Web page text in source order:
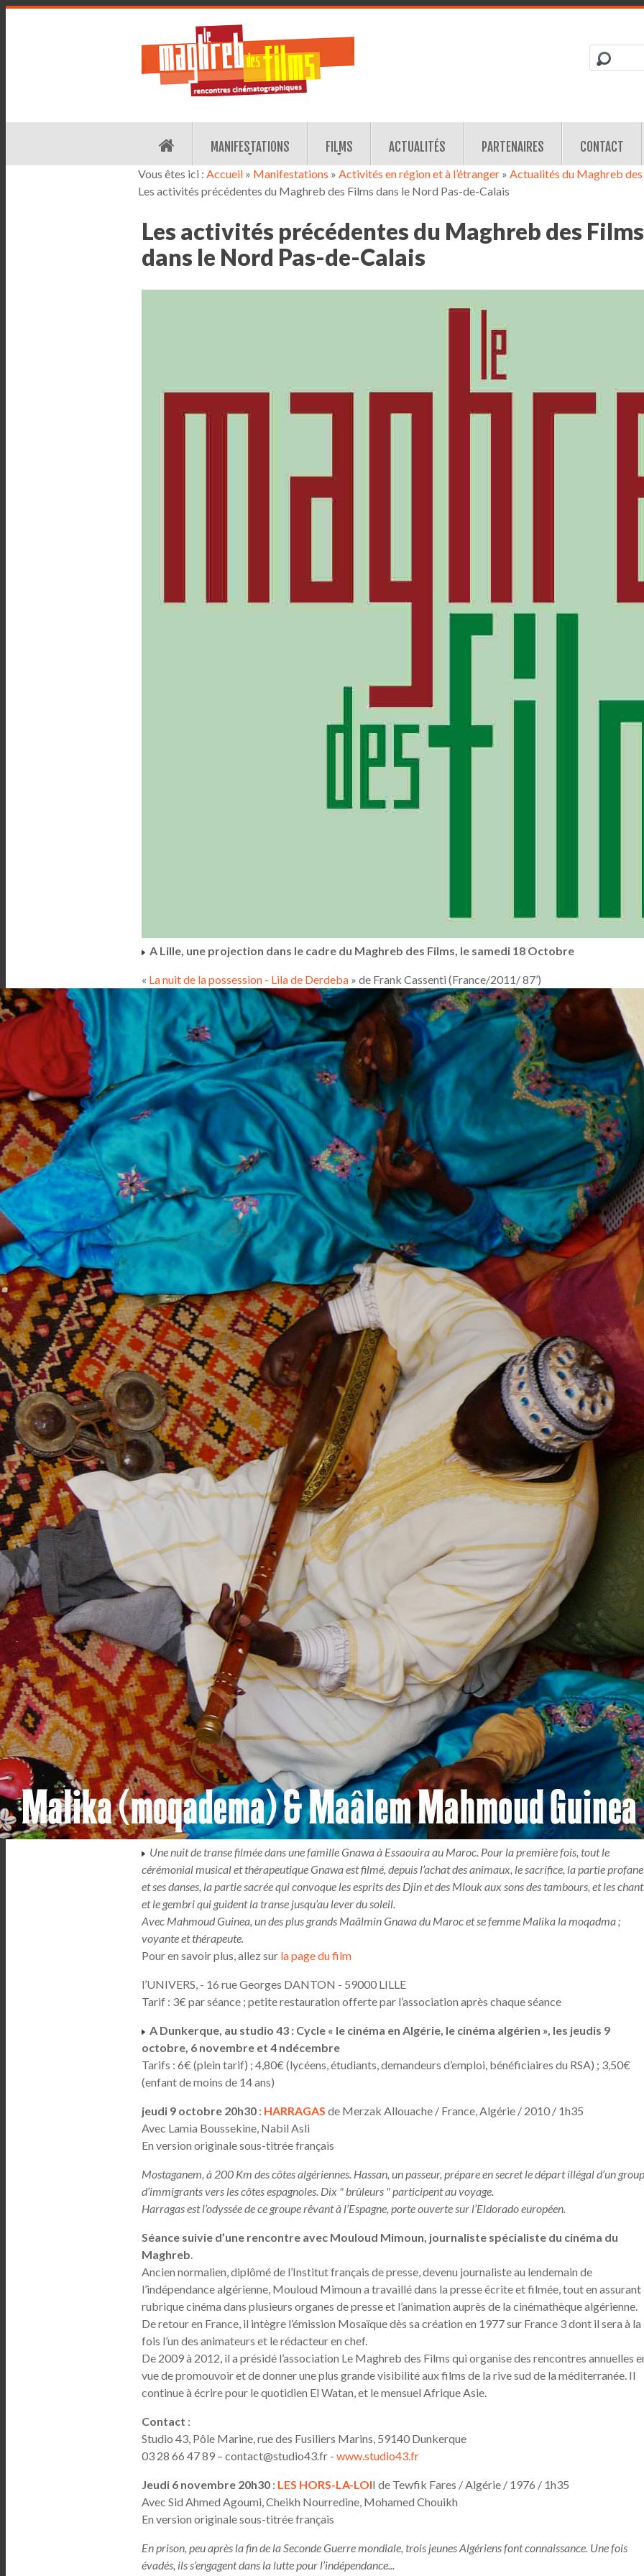
MANIFESTATIONS FILMS ACTUALITÉS PARTENAIRES CONTACT
Vous êtes ici : Accueil » Manifestations » Activités en région et à l’étranger » Actualités du Maghreb
Les activités précédentes du Maghreb des Films dans le Nord Pas-de-Calais
Les activités précédentes du Maghreb des Films
dans le Nord Pas-de-Calais
A Lille, une projection dans le cadre du Maghreb des Films, le samedi 18 Octobre
« La nuit de la possession - Lila de Derdeba » de Frank Cassenti (France/2011/ 87’)
Une nuit de transe filmée dans une famille Gnawa à Essaouira au Maroc. Pour la première fois, tout le
cérémonial musical et thérapeutique Gnawa est filmé, depuis l’achat des animaux, le sacrifice, la partie profane
et ses danses, la partie sacrée qui convoque les esprits des Djin et des Mlouk aux sons des tambours, et les
et le gembri qui guident la transe jusqu’au lever du soleil.
Avec Mahmoud Guinea, un des plus grands Maâlmin Gnawa du Maroc et se femme Malika la moqadma ;
voyante et thérapeute.
Pour en savoir plus, allez sur la page du film
l’UNIVERS, - 16 rue Georges DANTON - 59000 LILLE
Tarif : 3€ par séance ; petite restauration offerte par l’association après chaque séance
A Dunkerque, au studio 43 : Cycle « le cinéma en Algérie, le cinéma algérien », les jeudis 9
octobre, 6 novembre et 4 ndécembre
Tarifs : 6€ (plein tarif) ; 4,80€ (lycéens, étudiants, demandeurs d’emploi, bénéficiaires du RSA) ; 3,50€
(enfant de moins de 14 ans)
jeudi 9 octobre 20h30 : HARRAGAS de Merzak Allouache / France, Algérie / 2010 / 1h35
Avec Lamia Boussekine, Nabil Asli
En version originale sous-titrée français
Mostaganem, à 200 Km des côtes algériennes. Hassan, un passeur, prépare en secret le départ illégal d’un
d’immigrants vers les côtes espagnoles. Dix " brûleurs " participent au voyage.
Harragas est l’odyssée de ce groupe rêvant à l’Espagne, porte ouverte sur l’Eldorado européen.
Séance suivie d’une rencontre avec Mouloud Mimoun, journaliste spécialiste du cinéma du
Maghreb.
Ancien normalien, diplômé de l’Institut français de presse, devenu journaliste au lendemain de
l’indépendance algérienne, Mouloud Mimoun a travaillé dans la presse écrite et filmée, tout en assurant
rubrique cinéma dans plusieurs organes de presse et l’animation auprès de la cinémathèque algérienne.
De retour en France, il intègre l’émission Mosaïque dès sa création en 1977 sur France 3 dont il sera à la
fois l’un des animateurs et le rédacteur en chef.
De 2009 à 2012, il a présidé l’association Le Maghreb des Films qui organise des rencontres annuelles
vue de promouvoir et de donner une plus grande visibilité aux films de la rive sud de la méditerranée. Il
continue à écrire pour le quotidien El Watan, et le mensuel Afrique Asie.
Contact :
Studio 43, Pôle Marine, rue des Fusiliers Marins, 59140 Dunkerque
03 28 66 47 89 – contact@studio43.fr - www.studio43.fr
Jeudi 6 novembre 20h30 : LES HORS-LA-LOII de Tewfik Fares / Algérie / 1976 / 1h35
Avec Sid Ahmed Agoumi, Cheikh Nourredine, Mohamed Chouikh
En version originale sous-titrée français
En prison, peu après la fin de la Seconde Guerre mondiale, trois jeunes Algériens font connaissance. Une fois
évadés, ils s’engagent dans la lutte pour l’indépendance...